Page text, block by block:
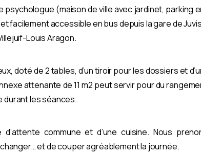
(maison de ville avec jardinet, parking
facilement accessible en bus depuis la gare de
Louis Aragon.
doté de 2 tables, d’un tiroir pour les dossiers et
attenante de 11 m2 peut servir pour du
durant les séances.
d’attente commune et d’une cuisine. Nous
et de couper agréablement la journée.